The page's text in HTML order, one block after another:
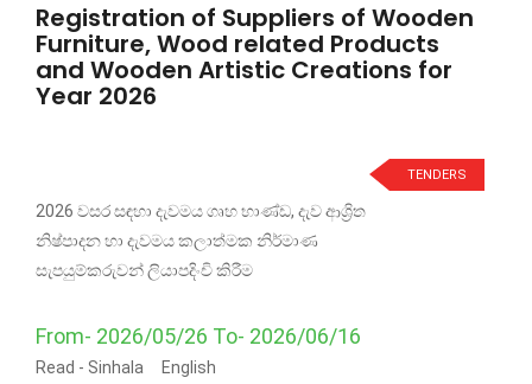
Registration of Suppliers of Wooden
Furniture, Wood related Products
and Wooden Artistic Creations for
Year 2026
TENDERS
2026 වසර සඳහා දැවමය ගෘහ භාණ්ඩ, දැව ආශ්‍රිත
නිෂ්පාදන හා දැවමය කලාත්මක නිර්මාණ
සැපයුම්කරුවන් ලියාපදිංචි කිරීම
From- 2026/05/26 To- 2026/06/16
Read - Sinhala
English